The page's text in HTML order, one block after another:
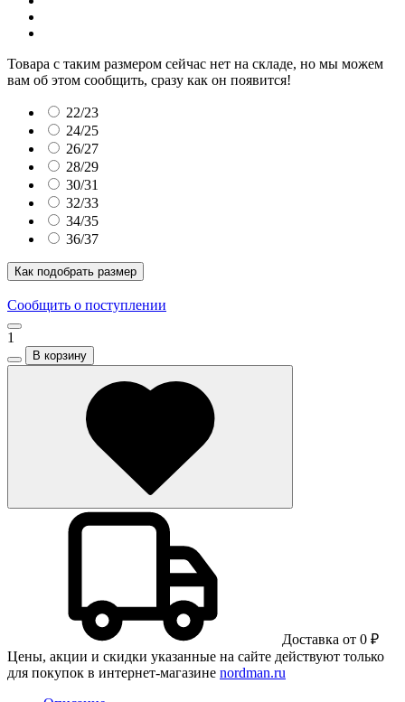
Товара с таким размером сейчас нет на складе, но мы можем
вам об этом сообщить, сразу как он появится!
22/23
24/25
26/27
28/29
30/31
32/33
34/35
36/37
Как подобрать размер
Сообщить о поступлении
1
В корзину
Доставка от 0 ₽
Цены, акции и скидки указанные на сайте действуют только
для покупок в интернет-магазине nordman.ru